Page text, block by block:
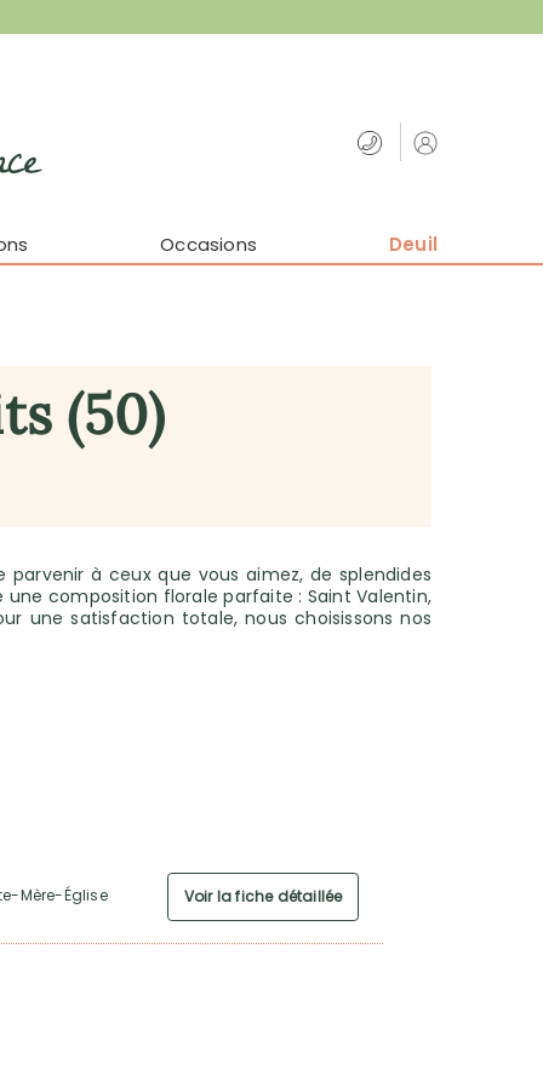
Occasions Deuil
(50)
à ceux que vous aimez, de splendides
composition florale parfaite : Saint Valentin,
une satisfaction totale, nous choisissons nos
Mère-Église Voir la fiche détaillée